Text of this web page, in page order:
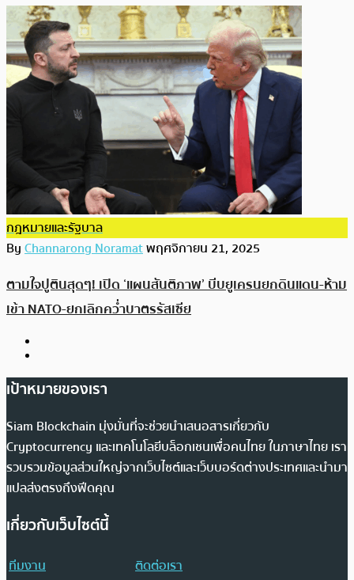
กฎหมายและรัฐบาล
ByChannarong Noramatพฤศจิกายน 21, 2025
ตามใจปูตินสุดๆ! เปิด ‘แผนสันติภาพ’ บีบยูเครนยกดินแดน-ห้าม
เข้า NATO-ยกเลิกคว่ำบาตรรัสเซีย
เป้าหมายของเรา
Siam Blockchain มุ่งมั่นที่จะช่วยนำเสนอสารเกี่ยวกับ
Cryptocurrency และเทคโนโลยีบล็อกเชนเพื่อคนไทย ในภาษาไทย เรา
รวบรวมข้อมูลส่วนใหญ่จากเว็บไซต์และเว็บบอร์ดต่างประเทศและนำมา
แปลส่งตรงถึงฟีดคุณ
เกี่ยวกับเว็บไซต์นี้
ทีมงาน
ติดต่อเรา